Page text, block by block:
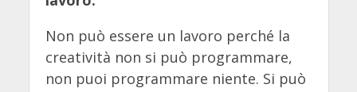
Non può essere un lavoro perché la
creatività non si può programmare,
non puoi programmare niente. Si può